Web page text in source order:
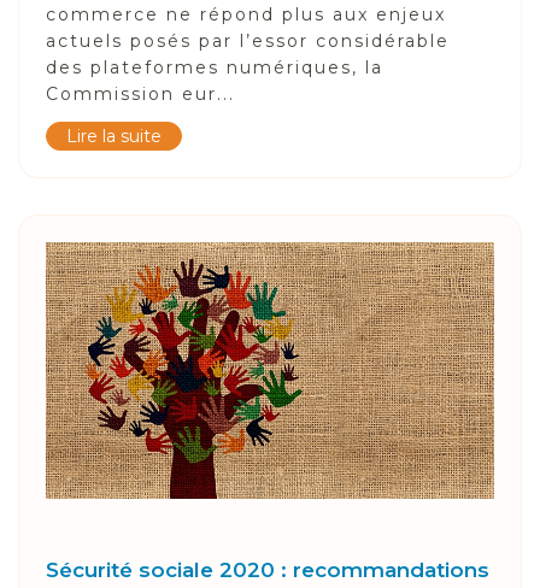
commerce ne répond plus aux enjeux
actuels posés par l’essor considérable
des plateformes numériques, la
Commission eur...
Lire la suite
Sécurité sociale 2020 : recommandations